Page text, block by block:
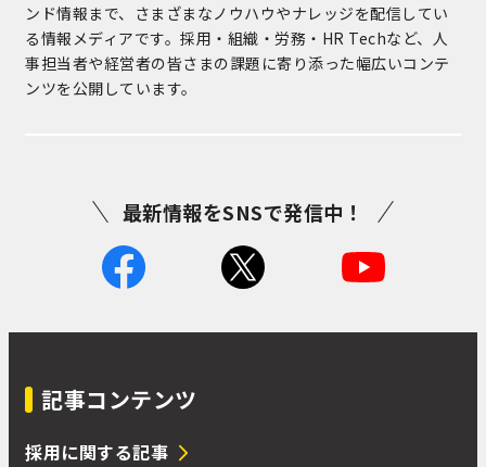
ンド情報まで、さまざまなノウハウやナレッジを配信してい
る情報メディアです。採用・組織・労務・HR Techなど、人
事担当者や経営者の皆さまの課題に寄り添った幅広いコンテ
ンツを公開しています。
最新情報をSNSで発信中！
記事コンテンツ
採用に関する記事